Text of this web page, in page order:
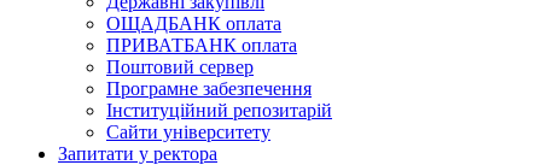
ОЩАДБАНК оплата
ПРИВАТБАНК оплата
Поштовий сервер
Програмне забезпечення
Інституційний репозитарій
Сайти університету
Запитати у ректора